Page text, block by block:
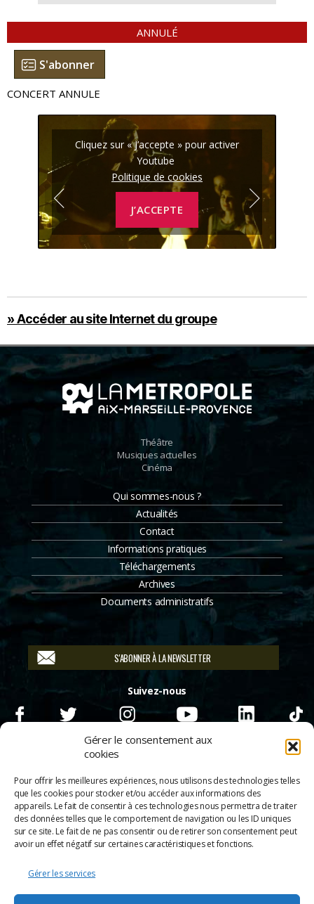
Gérer le consentement aux
cookies
Pour offrir les meilleures expériences, nous utilisons des technologies telles
que les cookies pour stocker et/ou accéder aux informations des
appareils. Le fait de consentir à ces technologies nous permettra de traiter
des données telles que le comportement de navigation ou les ID uniques
sur ce site. Le fait de ne pas consentir ou de retirer son consentement peut
avoir un effet négatif sur certaines caractéristiques et fonctions.
Gérer les services
ANNULÉ
S'abonner
CONCERT ANNULE
Cliquez sur « J’accepte » pour activer
Youtube
Politique de cookies
J’ACCEPTE
» Accéder au site Internet du groupe
Théâtre
Musiques actuelles
Cinéma
Qui sommes-nous ?
Actualités
Contact
Informations pratiques
Téléchargements
Archives
Documents administratifs
S'ABONNER À LA NEWSLETTER
Suivez-nous